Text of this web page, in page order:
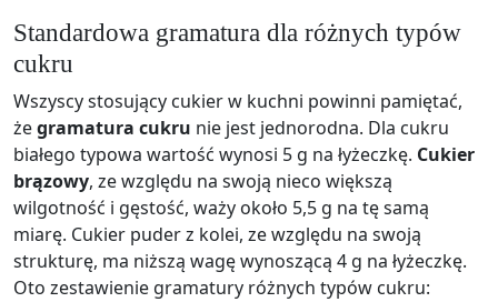
Standardowa gramatura dla różnych typów
cukru
Wszyscy stosujący cukier w kuchni powinni pamiętać,
żegramatura cukru nie jest jednorodna. Dla cukru
białego typowa wartość wynosi 5 g na łyżeczkę. Cukier
brązowy, ze względu na swoją nieco większą
wilgotność i gęstość, waży około 5,5 g na tę samą
miarę. Cukier puder z kolei, ze względu na swoją
strukturę, ma niższą wagę wynoszącą 4 g na łyżeczkę.
Oto zestawienie gramatury różnych typów cukru: